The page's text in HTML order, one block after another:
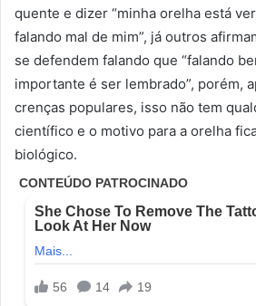
quente e dizer “minha orelha está
falando mal de mim”, já outros
se defendem falando que “falando
importante é ser lembrado”, porém,
crenças populares, isso não tem
científico e o motivo para a orelha
biológico.